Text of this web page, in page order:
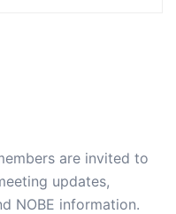
are invited to
updates,
NOBE information.